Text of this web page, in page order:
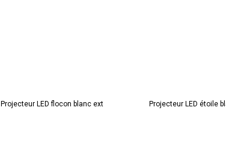
Projecteur LED flocon blanc ext Projecteur LED étoile